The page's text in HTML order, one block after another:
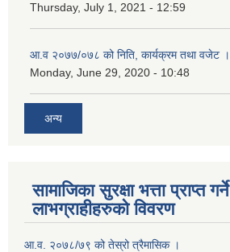
Thursday, July 1, 2021 - 12:59
आ.व २०७७/०७८ को निति, कार्यक्रम तथा वजेट ।
Monday, June 29, 2020 - 10:48
अन्य
सामाजिका सुरक्षा भत्ता प्राप्त गर्ने
लाभग्राहीहरुको विवरण
आ.व. २०७८/७९ को तेस्रो त्रैमासिक ।